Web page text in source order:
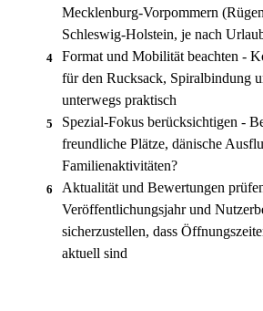
Mecklenburg-Vorpommern
Schleswig-Holstein, je nach
4
Format und Mobilität beachten -
für den Rucksack, Spiralbindung
unterwegs praktisch
5
Spezial-Fokus berücksichtigen -
freundliche Plätze, dänische
Familienaktivitäten?
6
Aktualität und Bewertungen
Veröffentlichungsjahr und
sicherzustellen, dass
aktuell sind